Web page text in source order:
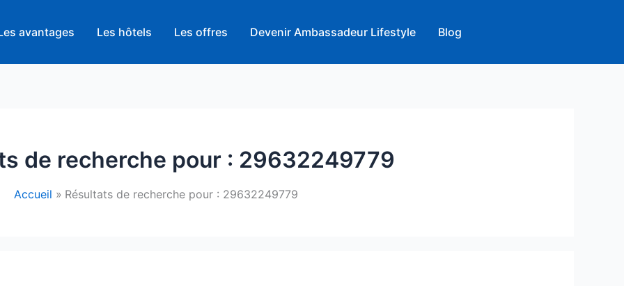
avantages Les hôtels Les offres Devenir Ambassadeur Lifestyle Blog
de recherche pour : 29632249779
Accueil Résultats de recherche pour : 29632249779